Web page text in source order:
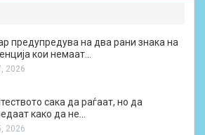
предупредува на два рани знака на
кои немаат…
2026
сака да раѓаат, но да
како да не…
2026